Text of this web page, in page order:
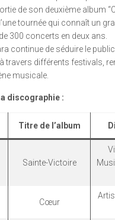
de son deuxième album
tournée qui connaît un
300 concerts en deux ans.
continue de séduire le
travers différents festivals,
musicale.
discographie :
Titre de l’album
Sainte-Victoire
Cœur